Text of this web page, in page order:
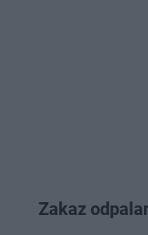
Zakaz